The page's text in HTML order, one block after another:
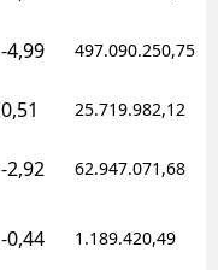
Sinop
Sivas
-4,99 497.090.250,75
0,51 25.719.982,12
-2,92 62.947.071,68
-0,44 1.189.420,49